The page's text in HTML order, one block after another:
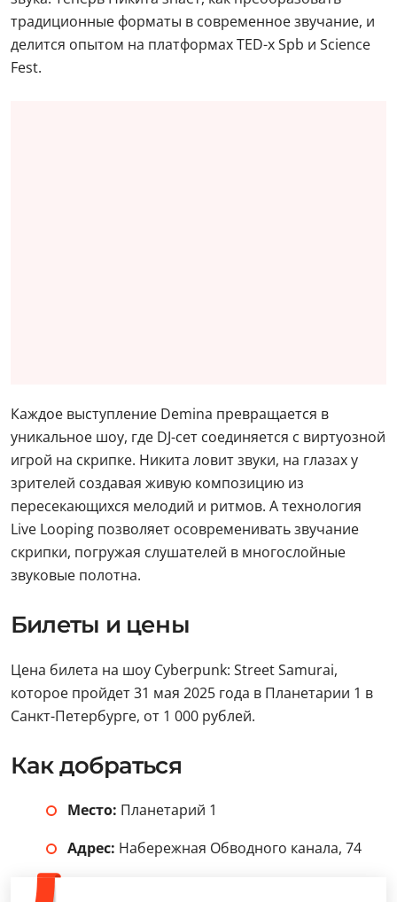
традиционные форматы в современное звучание, и
делится опытом на платформах TED-x Spb и Science
Fest.
Каждое выступление Demina превращается в
уникальное шоу, где DJ-сет соединяется с виртуозной
игрой на скрипке. Никита ловит звуки, на глазах у
зрителей создавая живую композицию из
пересекающихся мелодий и ритмов. А технология
Live Looping позволяет осовременивать звучание
скрипки, погружая слушателей в многослойные
звуковые полотна.
Билеты и цены
Цена билета на шоу Cyberpunk: Street Samurai,
которое пройдет 31 мая 2025 года в Планетарии 1 в
Санкт-Петербурге, от 1 000 рублей.
Как добраться
Место: Планетарий 1
Адрес: Набережная Обводного канала, 74